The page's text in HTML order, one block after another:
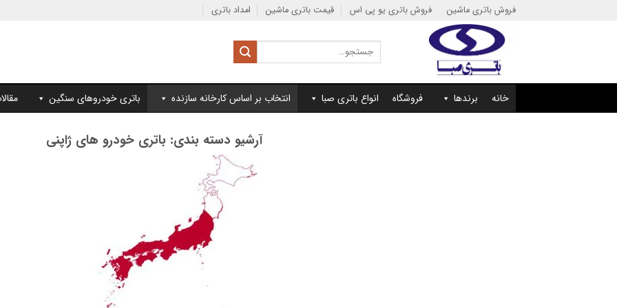
فروش باتری ماشین فروش باتری یو پی اس قیمت باتری ماشین امداد باتری
جستجو
برای:
خانه برندها فروشگاه انواع باتری صبا انتخاب بر اساس کارخانه سازنده باتری خودروهای سنگین
آرشیو دسته بندی: باتری خودرو های ژاپنی